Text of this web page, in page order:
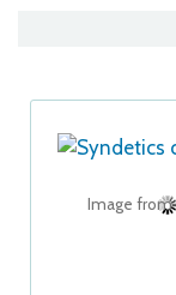
Image from